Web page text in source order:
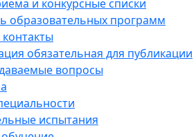
и конкурсные списки
образовательных программ
обязательная для публикации
вопросы
испытания